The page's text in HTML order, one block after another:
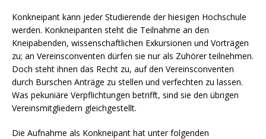
Konkneipant kann jeder Studierende der hiesigen Hochschule
werden. Konkneipanten steht die Teilnahme an den
Kneipabenden, wissenschaftlichen Exkursionen und Vorträgen
zu; an Vereinsconventen dürfen sie nur als Zuhörer teilnehmen.
Doch steht ihnen das Recht zu, auf den Vereinsconventen
durch Burschen Anträge zu stellen und verfechten zu lassen.
Was pekuniäre Verpflichtungen betrifft, sind sie den übrigen
Vereinsmitgliedern gleichgestellt.
Die Aufnahme als Konkneipant hat unter folgenden